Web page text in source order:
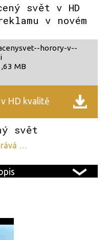
svět v HD
v novém
horory-v--
MB
HD kvalitě
svět
…